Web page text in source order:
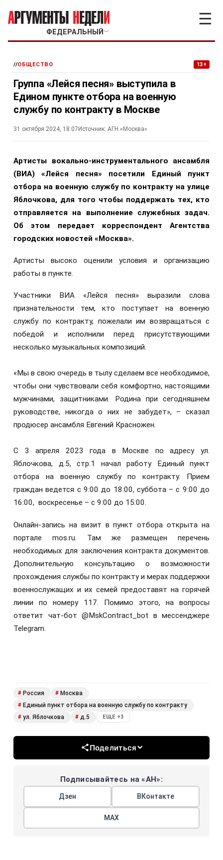
ФЕДЕРАЛЬНЫЙ ﹀
☰
//ОБЩЕСТВО 13+
Группа «Лейся песня» выступила в
Едином пункте отбора на военную
службу по контракту в Москве
31 октября 2024, 18:07 Источник: АГН «Москва»
Артисты вокально-инструментального ансамбля
(ВИА) «Лейся песня» посетили Единый пункт
отбора на военную службу по контракту на улице
Яблочкова, для того чтобы поддержать тех, кто
отправляется на выполнение служебных задач.
Об этом передает корреспондент Агентства
городских новостей «Москва».
Артисты высоко оценили условия и организацию
работы в пункте.
Участники ВИА «Лейся песня» выразили слова
признательности тем, кто поступает на военную
службу по контракту, пожелали им возвращаться с
победой и исполнили перед присутствующими
несколько музыкальных композиций.
«Мы в свою очередь в тылу сделаем все необходимое,
чтобы они чувствовали себя комфортно, настоящими
мужчинами, защитниками. Родина при сегодняшнем
руководстве, никогда о них не забудет», – сказал
продюсер ансамбля Евгений Красножен.
С 3 апреля 2023 года в Москве по адресу ул.
Яблочкова, д.5, стр.1 начал работу Единый пункт
отбора на военную службу по контракту. Прием
граждан ведется с 9:00 до 18:00, суббота – с 9:00 до
16:00, воскресенье – с 9:00 до 15:00.
Онлайн-запись на визит в пункт отбора открыта на
портале mos.ru. Там же размещен перечень
необходимых для заключения контракта документов.
Дополнительную консультацию о возможности
прохождения службы по контракту и мерах поддержки
военнослужащих и их семей предоставят на горячей
линии по номеру 117. Помимо этого, на вопросы
ответит чат-бот @MskContract_bot в мессенджере
Telegram.
# Россия # Москва
# Единый пункт отбора на военную службу по контракту
# ул. Яблочкова # д.5 ЕЩЕ +3
Поделиться
Подписывайтесь на «АН»:
Дзен ВКонтакте
МАХ